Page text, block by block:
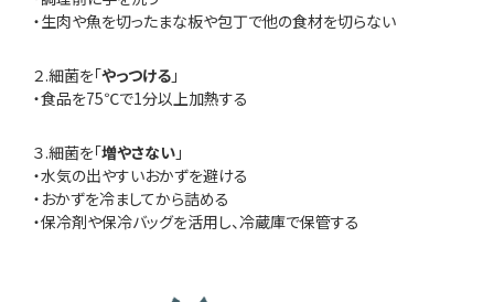
・生肉や魚を切ったまな板や包丁で他の食材を切らない
２.細菌を「やっつける 」
・食品を75℃で1分以上加熱する
３.細菌を「増やさない 」
・水気の出やすいおかずを避ける
・おかずを冷ましてから詰める
・保冷剤や保冷バッグを活用し、冷蔵庫で保管する